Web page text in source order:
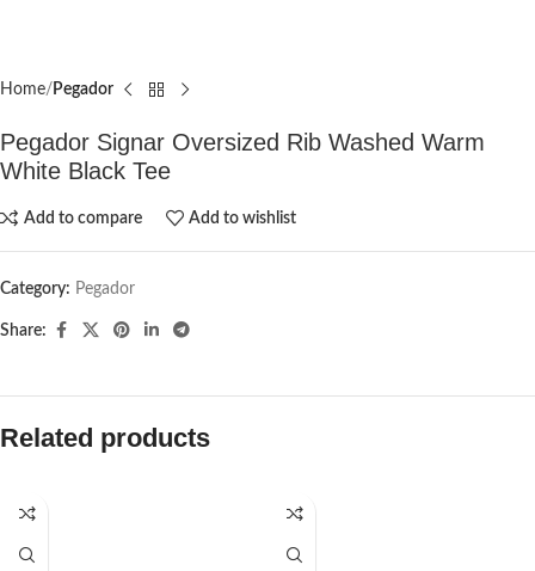
Home Pegador​
Pegador Signar Oversized Rib Washed Warm
White Black Tee
Add to compare Add to wishlist
Category: Pegador​
Share:
Related products